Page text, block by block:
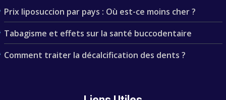
Prix liposuccion par pays : Où est-ce moins cher ?
Tabagisme et effets sur la santé buccodentaire
Comment traiter la décalcification des dents ?